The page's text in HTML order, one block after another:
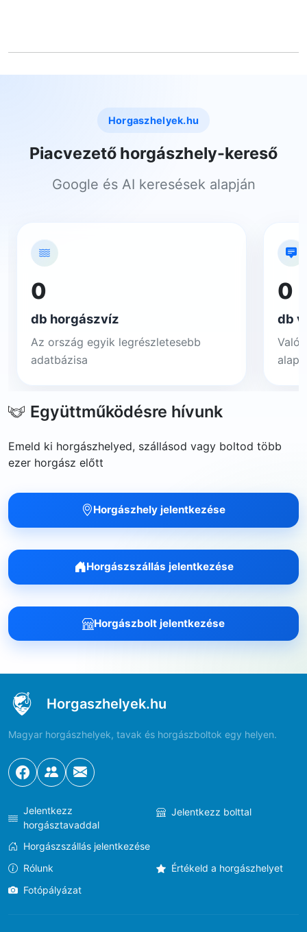
Horgaszhelyek.hu
Piacvezető horgászhely-kereső
Google és AI keresések alapján
0
db horgászvíz
Az ország egyik legrészletesebb
adatbázisa
0
db
Együttműködésre hívunk
Emeld ki horgászhelyed, szállásod vagy boltod több
ezer horgász előtt
Horgászhely jelentkezése
Horgászszállás jelentkezése
Horgászbolt jelentkezése
Horgaszhelyek.hu
Magyar horgászhelyek, tavak és horgászboltok egy helyen.
Jelentkezz
horgásztavaddal
Jelentkezz bolttal
Horgászszállás jelentkezése
Rólunk
Értékeld a horgászhelyet
Fotópályázat